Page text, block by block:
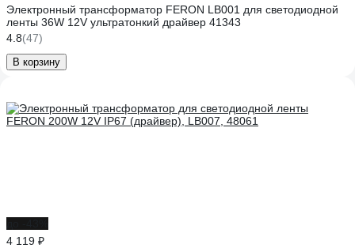
Электронный трансформатор FERON LB001 для светодиодной
ленты 36W 12V ультратонкий драйвер 41343
4.8(47)
В корзину
4 119 ₽